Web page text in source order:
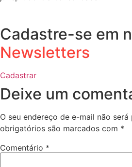
Cadastre-se em
Newsletters
Cadastrar
Deixe um
O seu endereço de e-mail não será
obrigatórios são marcados com *
Comentário *